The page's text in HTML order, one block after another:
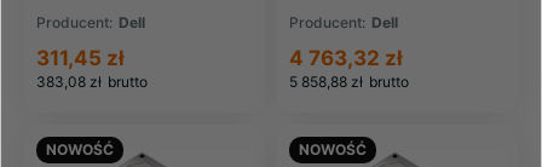
(J8NC8-CML)
Producent: Dell
383,08 zł brutto
311,45 zł
SAS RI (CT0H2-CML)
Producent: Dell
5 858,88 zł brutto
4 763,32 zł
NOWOŚĆ NOWOŚĆ